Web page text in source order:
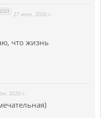
2223 27 июн. 2020 г.
что жизнь
2020 г.